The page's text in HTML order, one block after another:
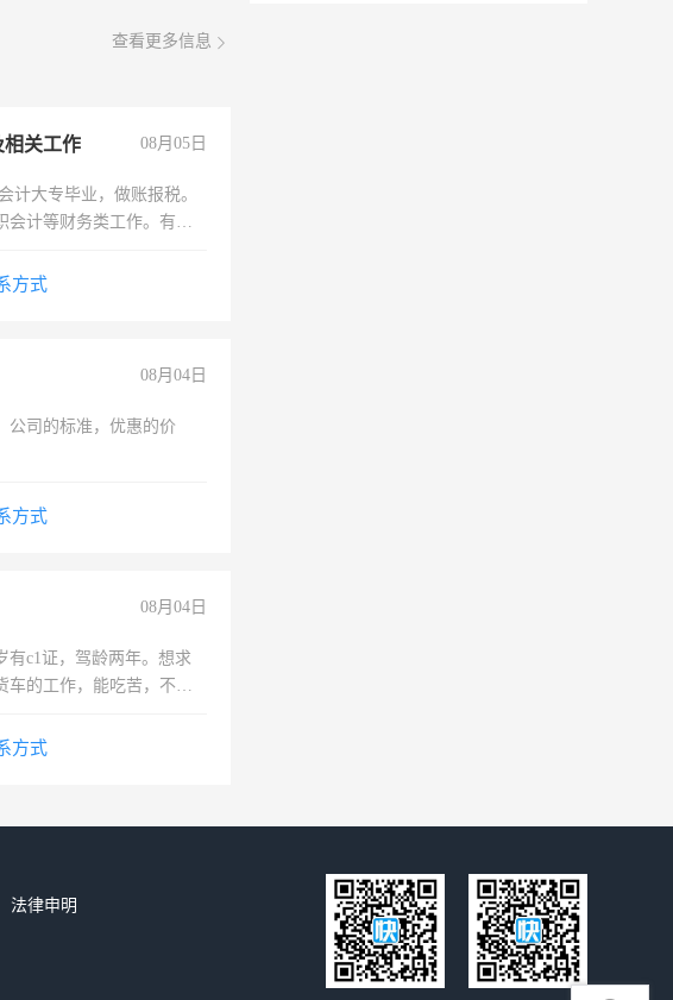
查看更多信息
关工作 08月05日
计大专毕业，做账报税。
会计等财务类工作。有会
方式
08月04日
公司的标准，优惠的价
方式
08月04日
有c1证，驾龄两年。想求
车的工作，能吃苦，不怕
方式
法律申明